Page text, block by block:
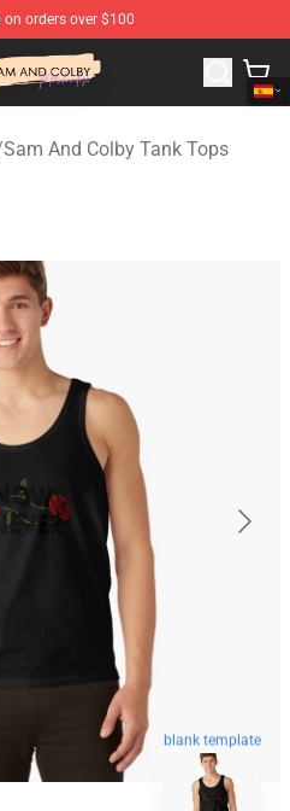
orders over $100
Official Sam And Colby
Sam And Colby Tank Tops
blank template